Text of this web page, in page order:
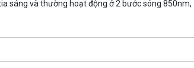
sáng và thường hoạt động ở 2 bước sóng